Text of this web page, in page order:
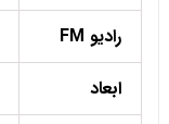
رادیو FM
ابعاد